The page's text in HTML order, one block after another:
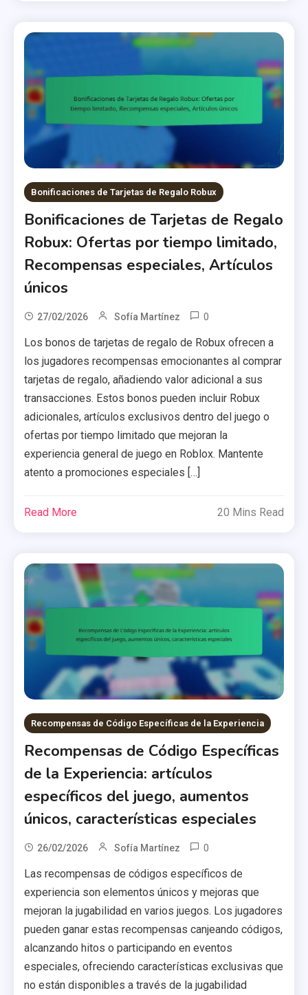
Bonificaciones de Tarjetas de Regalo Robux
Bonificaciones de Tarjetas de Regalo
Robux: Ofertas por tiempo limitado,
Recompensas especiales, Artículos
únicos
27/02/2026 Sofía Martínez 0
Los bonos de tarjetas de regalo de Robux ofrecen a
los jugadores recompensas emocionantes al comprar
tarjetas de regalo, añadiendo valor adicional a sus
transacciones. Estos bonos pueden incluir Robux
adicionales, artículos exclusivos dentro del juego o
ofertas por tiempo limitado que mejoran la
experiencia general de juego en Roblox. Mantente
atento a promociones especiales […]
Read More 20 Mins Read
Recompensas de Código Específicas de la Experiencia
Recompensas de Código Específicas
de la Experiencia: artículos
específicos del juego, aumentos
únicos, características especiales
26/02/2026 Sofía Martínez 0
Las recompensas de códigos específicos de
experiencia son elementos únicos y mejoras que
mejoran la jugabilidad en varios juegos. Los jugadores
pueden ganar estas recompensas canjeando códigos,
alcanzando hitos o participando en eventos
especiales, ofreciendo características exclusivas que
no están disponibles a través de la jugabilidad